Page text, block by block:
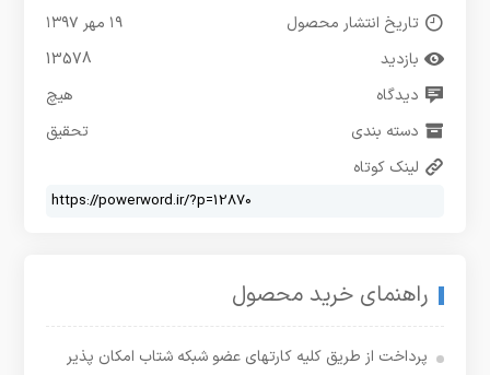
تاریخ انتشار محصول
۱۹ مهر ۱۳۹۷
بازدید
13578
دیدگاه
هیچ
دسته بندی
تحقیق
لینک کوتاه
راهنمای خرید محصول
پرداخت از طریق کلیه کارتهای عضو شبکه شتاب امکان پذیر